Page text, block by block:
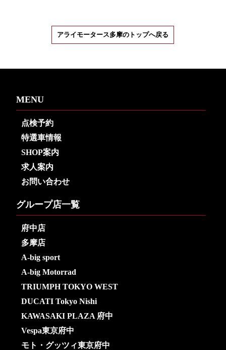
アライモータース多摩のトップへ戻る
MENU
点検予約
特選車情報
SHOP案内
求人案内
お問い合わせ
グループ店一覧
府中店
多摩店
A-big sport
A-big Motorrad
TRIUMPH TOKYO WEST
DUCATI Tokyo Nishi
KAWASAKI PLAZA 府中
Vespa東京府中
モト・グッツィ東京府中